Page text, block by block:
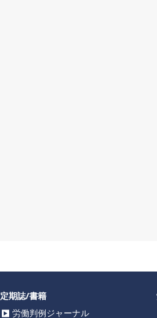
定期誌/書籍
労働判例ジャーナル